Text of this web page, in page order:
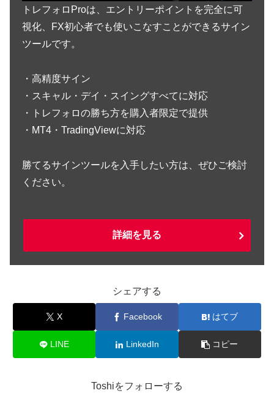
トレフォロProは、エントリーポイントを完全に可
視化、FX初心者でも使いこなすことができるサイン
ツールです。
・高精度サイン
・スキャル・デイ・スイングすべてに対応
・トレフォロの勝ち方を購入者限定で提供
・MT4・TradingViewに対応
勝てるサインツールを入手したい方は、ぜひご検討
ください。
詳細を見る
シェアする
X Facebook はてブ
LINE LinkedIn コピー
Toshiをフォローする